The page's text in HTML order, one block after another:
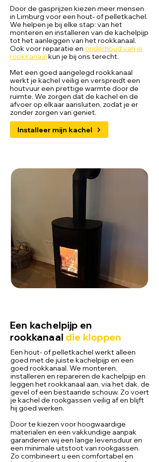
Door de gasprijzen kiezen meer mensen
in Limburg voor een hout- of pelletkachel.
We helpen je bij elke stap: van het
monteren en installeren van de kachelpijp
tot het aanleggen van het rookkanaal.
Ook voor reparatie en onderhoud van je
rookkanaal kun je bij ons terecht.
Met een goed aangelegd rookkanaal
werkt je kachel veilig en verspreidt een
houtvuur een prettige warmte door de
ruimte. We zorgen dat de kachel en de
afvoer op elkaar aansluiten, zodat je er
zonder zorgen van geniet.
Installeer mijn kachel
Een kachelpijp en
rookkanaal die kloppen
Een hout- of pelletkachel werkt alleen
goed met de juiste kachelpijp en een
goed rookkanaal. We monteren,
installeren en repareren de kachelpijp en
leggen het rookkanaal aan, via het dak, de
gevel of een bestaande schouw. Zo voert
je kachel de rookgassen veilig af en blijft
hij goed werken.
Door te kiezen voor hoogwaardige
materialen en een vakkundige aanpak
garanderen wij een lange levensduur en
een minimale uitstoot van rookgassen.
Zo combineert u een comfortabel en